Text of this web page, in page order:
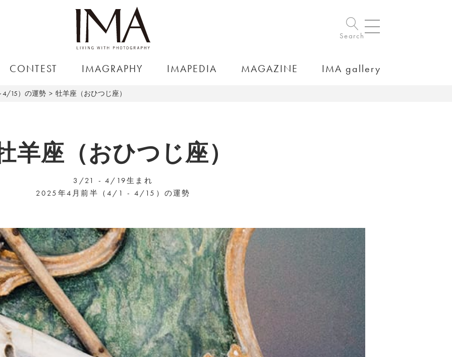
Search
CONTEST IMAGRAPHY IMAPEDIA MAGAZINE IMA gallery
15）の運勢 牡羊座（おひつじ座）
羊座（おひつじ座）
3/21 - 4/19生まれ
2025年4月前半（4/1 - 4/15）の運勢